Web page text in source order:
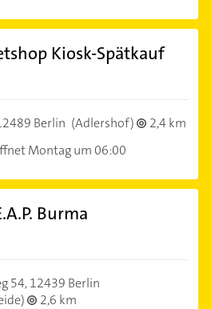
Kiosk-Spätkauf
Berlin (Adlershof)
2,4 km
Montag um 06:00
Burma
54,12439 Berlin
2,6 km